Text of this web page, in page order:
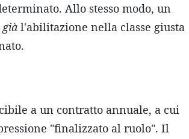
Allo stesso modo, un
già l'abilitazione nella classe giusta
a un contratto annuale, a cui
"finalizzato al ruolo". Il